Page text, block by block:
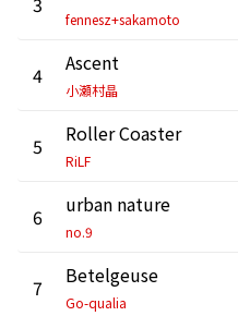
fennesz+sakamoto
4 Ascent
小瀬村晶
5 Roller Coaster
RiLF
6 urban nature
no.9
7 Betelgeuse
Go-qualia